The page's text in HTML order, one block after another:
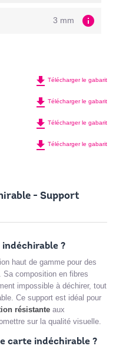
3 mm info
file_download Télécharger le gabarit
file_download Télécharger le gabarit
file_download Télécharger le gabarit
file_download Télécharger le gabarit
- Support
?
haut de gamme pour des
composition en fibres
impossible à déchirer, tout
Ce support est idéal pour
résistante aux
sur la qualité visuelle.
carte indéchirable ?